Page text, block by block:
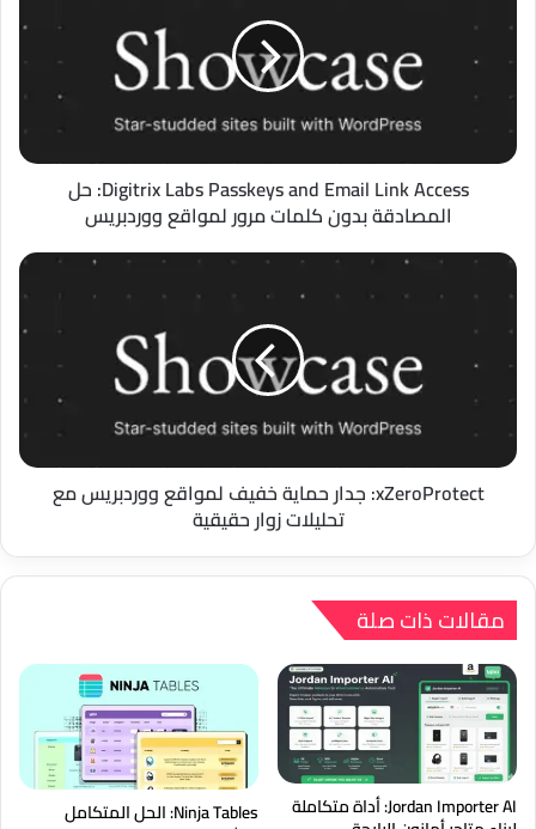
and
Email
حل
المصادقة
لمواقع
Digitrix Labs Passkeys and Email Link Access: حل
المصادقة بدون كلمات مرور لمواقع ووردبريس
جدار
خفيف
لمواقع
تحليلات
زوار
حقيقية
xZeroProtect: جدار حماية خفيف لمواقع ووردبريس مع
تحليلات زوار حقيقية
مقالات ذات صلة
Jordan Importer AI: أداة متكاملة Ninja Tables: الحل المتكامل